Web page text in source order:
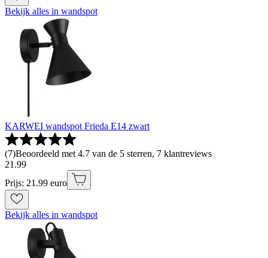
Bekijk alles in wandspot
KARWEI wandspot Frieda E14 zwart
(7)Beoordeeld met 4.7 van de 5 sterren, 7 klantreviews
21 .99
Prijs: 21.99 euro
Bekijk alles in wandspot